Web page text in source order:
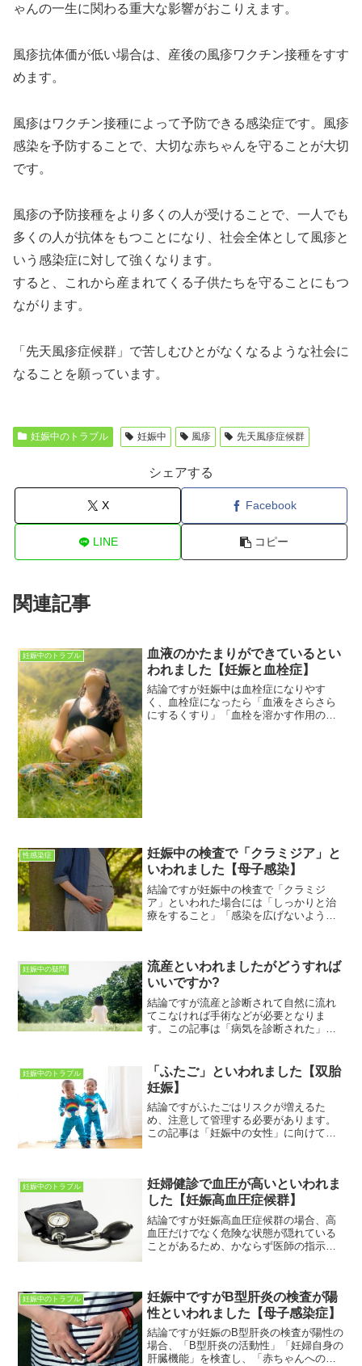
ゃんの一生に関わる重大な影響がおこりえます。
風疹抗体価が低い場合は、産後の風疹ワクチン接種をすす
めます。
風疹はワクチン接種によって予防できる感染症です。風疹
感染を予防することで、大切な赤ちゃんを守ることが大切
です。
風疹の予防接種をより多くの人が受けることで、一人でも
多くの人が抗体をもつことになり、社会全体として風疹と
いう感染症に対して強くなります。
すると、これから産まれてくる子供たちを守ることにもつ
ながります。
「先天風疹症候群」で苦しむひとがなくなるような社会に
なることを願っています。
妊娠中のトラブル 妊娠中 風疹 先天風疹症候群
シェアする
X Facebook
LINE コピー
関連記事
妊娠中のトラブル
血液のかたまりができているとい
われました【妊娠と血栓症】
結論ですが妊娠中は血栓症になりやす
く、血栓症になったら「血液をさらさら
にするくすり」「血栓を溶かす作用のあ
性感染症
妊娠中の検査で「クラミジア」と
いわれました【母子感染】
結論ですが妊娠中の検査で「クラミジ
ア」といわれた場合には「しっかりと治
療をすること」「感染を広げないようす
もっています。この記事を読...
妊娠中の疑問
流産といわれましたがどうすれば
いいですか?
結論ですが流産と診断されて自然に流れ
てこなければ手術などが必要となりま
す。この記事は「病気を診断された」女
ればと思っています。この記事を読むこ
とで「流産」についてわかり...
妊娠中のトラブル
「ふたご」といわれました【双胎
妊娠】
結論ですがふたごはリスクが増えるた
め、注意して管理する必要があります。
この記事は「妊娠中の女性」に向けて書
「双胎妊娠(ふたご)」につ...
妊娠中のトラブル
妊婦健診で血圧が高いといわれま
した【妊娠高血圧症候群】
結論ですが妊娠高血圧症候群の場合、高
血圧だけでなく危険な状態が隠れている
ことがあるため、かならず医師の指示を
てわかります。毎回の妊婦健...
妊娠中のトラブル
妊娠中ですがB型肝炎の検査が陽
性といわれました【母子感染症】
結論ですが妊娠のB型肝炎の検査が陽性の
場合、「B型肝炎の活動性」「妊婦自身の
肝臓機能」を検査し、「赤ちゃんへの感